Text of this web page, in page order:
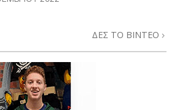
ΔΕΣ ΤΟ ΒΙΝΤΕΟ